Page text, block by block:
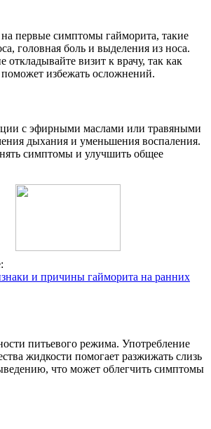
первые симптомы гайморита, такие
головная боль и выделения из носа.
визит к врачу, так как
поможет избежать осложнений.
с эфирными маслами или травяными
дыхания и уменьшения воспаления.
симптомы и улучшить общее
и причины гайморита на ранних
питьевого режима. Употребление
жидкости помогает разжижать слизь
что может облегчить симптомы